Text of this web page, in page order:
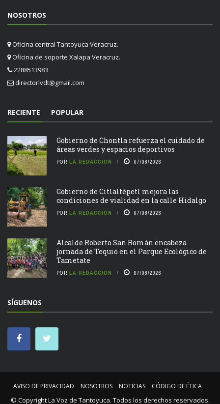
NOSOTROS
Oficina central Tantoyuca Veracruz.
Oficina de soporte Xalapa Veracruz.
2288513983
directorlvdt@gmail.com
RECIENTE POPULAR
Gobierno de Chontla refuerza el cuidado de
áreas verdes y espacios deportivos
POR LA REDACCIÓN 07/08/2026
Gobierno de Citlaltépetl mejora las
condiciones de vialidad en la calle Hidalgo
POR LA REDACCIÓN 07/08/2026
Alcalde Roberto San Román encabeza
jornada de Tequio en el Parque Ecológico de
Tametate
POR LA REDACCIÓN 07/08/2026
SÍGUENOS
AVISO DE PRIVACIDAD NOSOTROS NOTICIAS CÓDIGO DE ÉTICA
© CopyrightLa Voz de Tantoyuca. Todos los derechos reservados.